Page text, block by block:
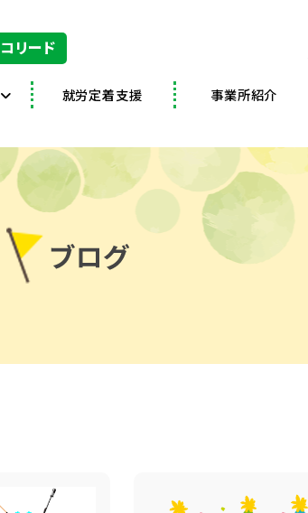
コリード
就労定着支援 事業所紹介